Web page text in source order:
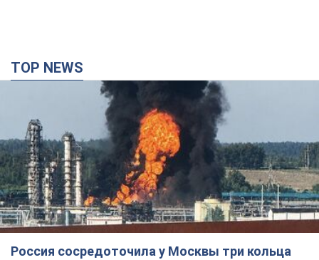
TOP NEWS
Россия сосредоточила у Москвы три кольца